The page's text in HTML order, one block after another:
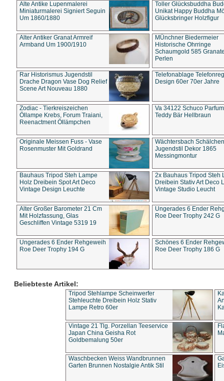
Alte Antike Lupenmalerei
Miniaturmalerei Signiert Seguin
Um 1860/1880
Toller Glücksbuddha
Unikat Happy Buddha
Glücksbringer Holzfigur
Alter Antiker Granat Armreif
Armband Um 1900/1910
MÜnchner Biedermeier
Historische Ohrringe
Schaumgold 585
Perlen
Rar Historismus Jugendstil
Drache Dragon Vase Dog Relief
Scene Art Nouveau 1880
Telefonablage
Design 60er 70er Jahre
Zodiac - Tierkreiszeichen
Öllampe Krebs, Forum Traiani,
Reenactment Öllämpchen
Va 34122 Schuco
Teddy Bär Hellbraun
Originale Meissen Fuss - Vase
Rosenmuster Mit Goldrand
Wächtersbach Schälchen
Jugendstil Dekor 1865
Messingmontur
Bauhaus Tripod Steh Lampe
Holz Dreibein Spot Art Deco
Vintage Design Leuchte
2x Bauhaus Tripod Steh
Dreibein Stativ Art Deco
Vintage Studio Leucht
Alter Großer Barometer 21 Cm
Mit Holzfassung, Glas
Geschliffen Vintage 5319 19
Ungerades 6 Ender
Roe Deer Trophy 242 G
Ungerades 6 Ender Rehgeweih
Roe Deer Trophy 194 G
Schönes 6 Ender
Roe Deer Trophy 186 G
Beliebteste Artikel:
Tripod Stehlampe Scheinwerfer
Stehleuchte Dreibein Holz Stativ
Lampe Retro 60er
Vintage 21 Tlg. Porzellan Teeservice
Japan China Geisha Rot
Goldbemalung 50er
Waschbecken Weiss Wandbrunnen
Garten Brunnen Nostalgie Antik Stil